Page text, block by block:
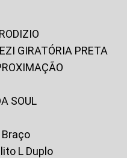
GIRATÓRIA PRETA
SOUL
Braço
L Duplo